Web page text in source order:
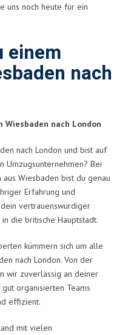
uns noch heute für ein
einem
nach
Wiesbaden nach London
nach London und bist auf
Umzugsunternehmen? Bei
Wiesbaden bist du genau
Erfahrung und
vertrauenswürdiger
die britische Hauptstadt.
kümmern sich um alle
nach London. Von der
wir zuverlässig an deiner
organisierten Teams
effizient.
mit vielen